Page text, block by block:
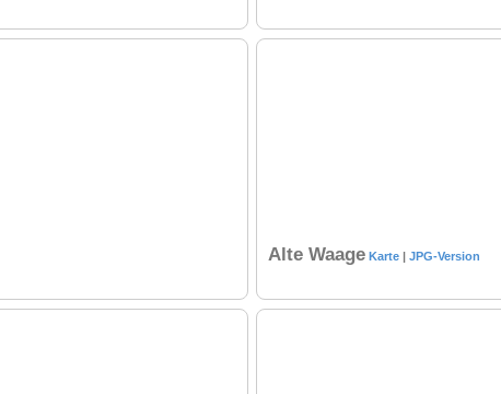
Alte Waage Karte JPG-Version